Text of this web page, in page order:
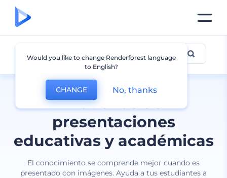
Plantillas de
presentaciones
educativas y académicas
El conocimiento se comprende mejor cuando es
presentado con imágenes. Ayuda a tus estudiantes a
Educación
Would you like to change Renderforest language
to English?
CHANGE No, thanks